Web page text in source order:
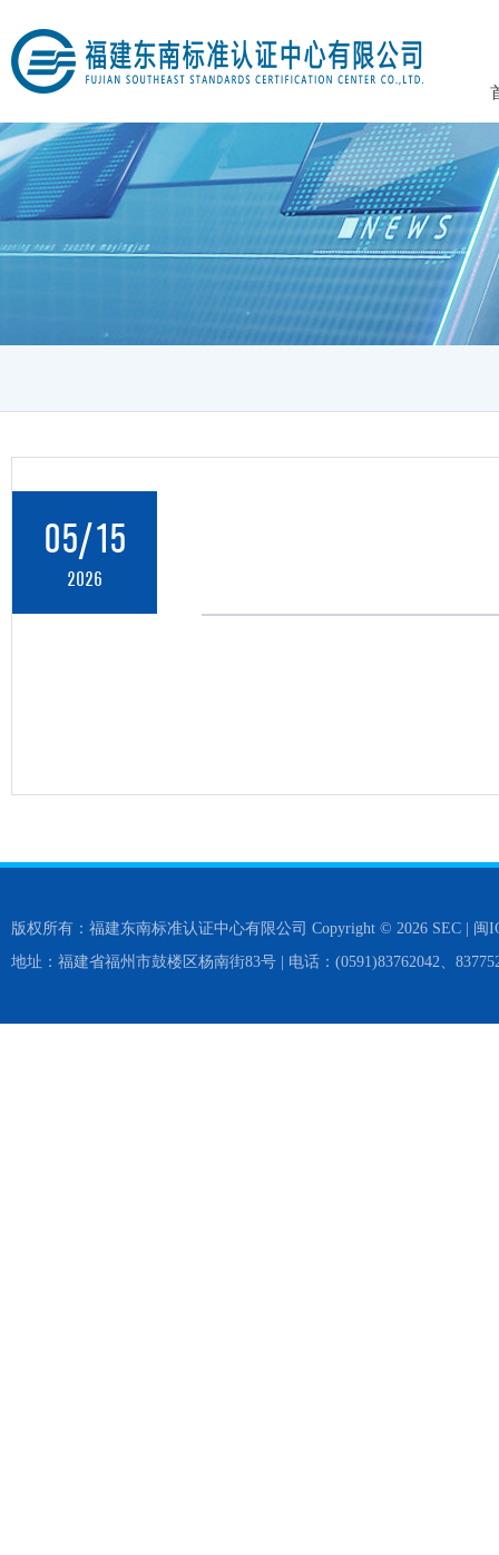
05/15
2026
版权所有：福建东南标准认证中心有限公司 Copyright © 2026 SEC | 闽
地址：福建省福州市鼓楼区杨南街83号 | 电话：(0591)83762042、